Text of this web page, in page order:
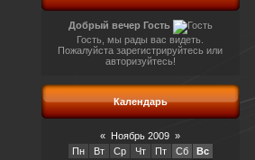
Добрый вечер Гость
Гость, мы рады вас видеть.
Пожалуйста зарегистрируйтесь или
авторизуйтесь!
Календарь
« Ноябрь 2009 »
Пн
Вт Ср Чт Пт Сб
Вс